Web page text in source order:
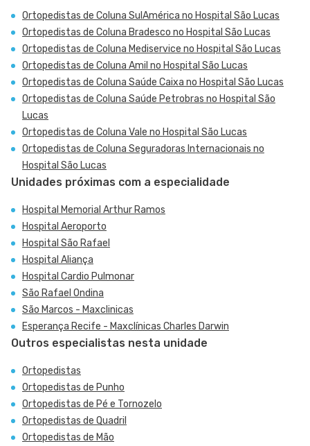
Ortopedistas de Coluna SulAmérica no Hospital São Lucas
Ortopedistas de Coluna Bradesco no Hospital São Lucas
Ortopedistas de Coluna Mediservice no Hospital São Lucas
Ortopedistas de Coluna Amil no Hospital São Lucas
Ortopedistas de Coluna Saúde Caixa no Hospital São Lucas
Ortopedistas de Coluna Saúde Petrobras no Hospital São
Lucas
Ortopedistas de Coluna Vale no Hospital São Lucas
Ortopedistas de Coluna Seguradoras Internacionais no
Hospital São Lucas
Unidades próximas com a especialidade
Hospital Memorial Arthur Ramos
Hospital Aeroporto
Hospital São Rafael
Hospital Aliança
Hospital Cardio Pulmonar
São Rafael Ondina
São Marcos - Maxclinicas
Esperança Recife - Maxclínicas Charles Darwin
Outros especialistas nesta unidade
Ortopedistas
Ortopedistas de Punho
Ortopedistas de Pé e Tornozelo
Ortopedistas de Quadril
Ortopedistas de Mão